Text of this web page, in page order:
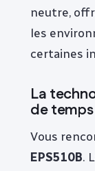
neutre,
les
certaines
La
de temps
Vous
EPS510B.